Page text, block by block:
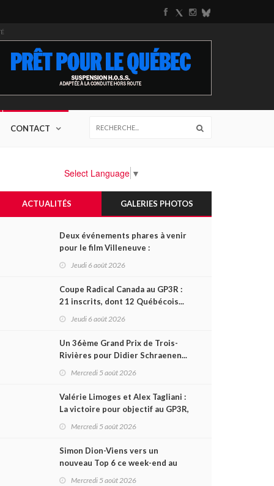
CONTACT
Select Language ▼
ACTUALITÉS GALERIES PHOTOS
Deux événements phares à venir
pour le film Villeneuve :
L'ascension d'une légende (+
Jeudi 6 août 2026
Coupe Radical Canada au GP3R :
21 inscrits, dont 12 Québécois...
et un premier gain d'Antoine
Jeudi 6 août 2026
Un 36ème Grand Prix de Trois-
Rivières pour Didier Schraenen...
et une première en Challenge
Mercredi 5 août 2026
Valérie Limoges et Alex Tagliani :
La victoire pour objectif au GP3R,
dans trois séries différentes
Mercredi 5 août 2026
Simon Dion-Viens vers un
nouveau Top 6 ce week-end au
GP3R, en série NASCAR Canada ?
Mercredi 5 août 2026